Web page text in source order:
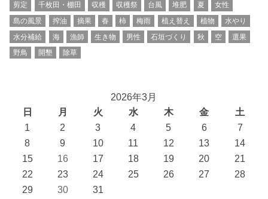
剪定
千枚田・棚田 収穫 収穫祭 台風 堆肥 夏
女性
島の風景
搾油 摘果 春 柿 梅雨 植え替え 植物
水やり
水分補給
海 漁師 生き物 男性 石垣づくり 秋 空
選果
野鳥
開墾 除草
2026年3月
日
月 火 水 木 金 土
1 2 3 4 5 6
7
8
9 10 11 12 13
14
15
16 17 18 19 20
21
22
23 24 25 26 27
28
29
30 31